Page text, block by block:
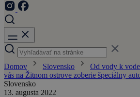
Domov Slovensko
Od vody k
vás na Žitnom ostrove zoberie špeciálny
Slovensko
13. augusta 2022